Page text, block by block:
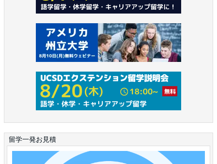
留学一発お見積